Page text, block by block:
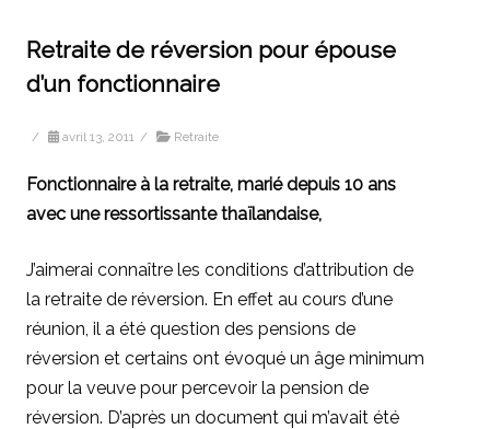
Retraite de réversion pour épouse
d’un fonctionnaire
/ avril 13, 2011 / Retraite
Fonctionnaire à la retraite, marié depuis 10 ans
avec une ressortissante thaïlandaise,
J’aimerai connaître les conditions d’attribution de
la retraite de réversion. En effet au cours d’une
réunion, il a été question des pensions de
réversion et certains ont évoqué un âge minimum
pour la veuve pour percevoir la pension de
réversion. D’après un document qui m’avait été